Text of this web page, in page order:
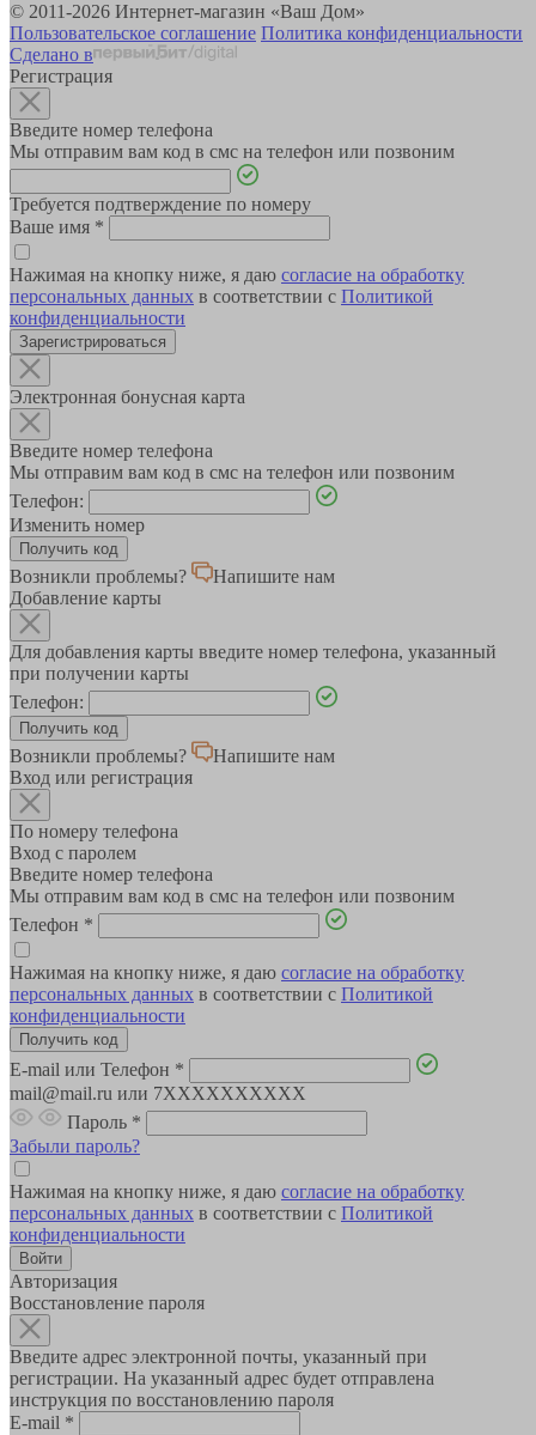
© 2011-2026 Интернет-магазин «Ваш Дом»
Пользовательское соглашение Политика конфиденциальности
Сделано в
Регистрация
Введите номер телефона
Мы отправим вам код в смс на телефон или позвоним
Требуется подтверждение по номеру
Ваше имя *
Нажимая на кнопку ниже, я даю согласие на обработку
персональных данных в соответствии с Политикой
конфиденциальности
Зарегистрироваться
Электронная бонусная карта
Введите номер телефона
Мы отправим вам код в смс на телефон или позвоним
Телефон:
Изменить номер
Возникли проблемы?
Напишите нам
Добавление карты
Для добавления карты введите номер телефона, указанный
при получении карты
Телефон:
Возникли проблемы?
Напишите нам
Вход или регистрация
По номеру телефона
Вход с паролем
Введите номер телефона
Мы отправим вам код в смс на телефон или позвоним
Телефон *
Нажимая на кнопку ниже, я даю согласие на обработку
персональных данных в соответствии с Политикой
конфиденциальности
E-mail или Телефон *
mail@mail.ru или 7XXXXXXXXXX
Пароль *
Забыли пароль?
Нажимая на кнопку ниже, я даю согласие на обработку
персональных данных в соответствии с Политикой
конфиденциальности
Авторизация
Восстановление пароля
Введите адрес электронной почты, указанный при
регистрации. На указанный адрес будет отправлена
инструкция по восстановлению пароля
E-mail *